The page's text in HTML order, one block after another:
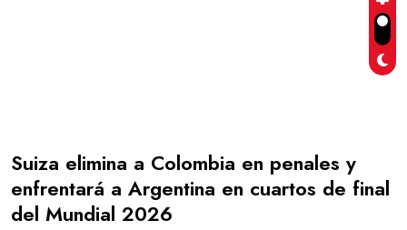
Suiza elimina a Colombia en penales y
enfrentará a Argentina en cuartos de final
del Mundial 2026